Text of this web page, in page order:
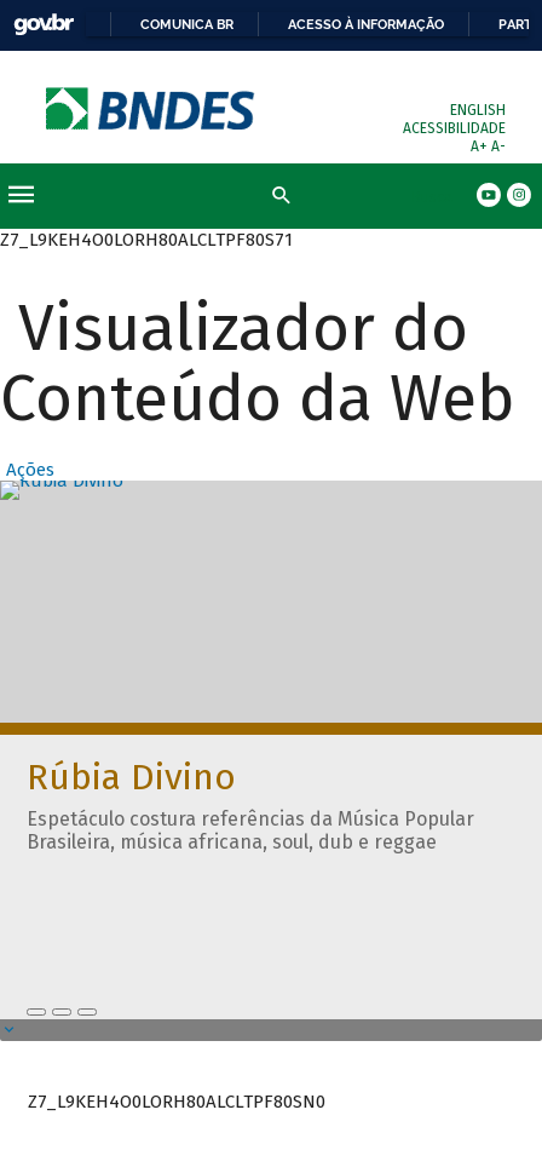
COMUNICA BR ACESSO À INFORMAÇÃO
ENGLISH
ACESSIBILIDADE
A+ A-
Z7_L9KEH4O0LORH80ALCLTPF80S71
Visualizador do
Conteúdo da Web
Ações
Destaques
Rúbia Divino
Espetáculo costura referências da Música Popular
Brasileira, música africana, soul, dub e reggae
Z7_L9KEH4O0LORH80ALCLTPF80SN0